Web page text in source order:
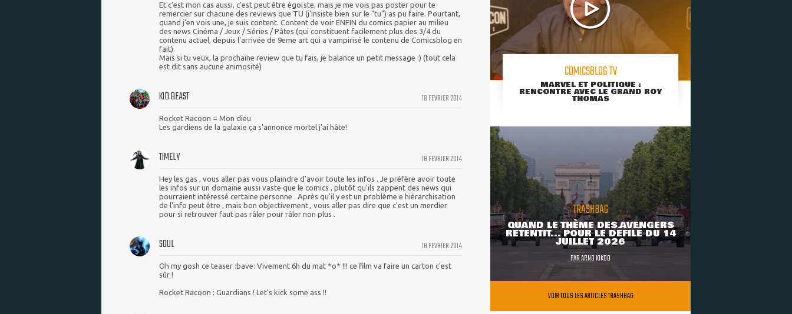
Et c'est mon cas aussi, c'est peut être égoïste, mais je me vois pas poster pour te
remercier sur chacune des reviews que TU (j'insiste bien sur le "tu") as pu faire. Pourtant,
quand j'en vois une, je suis content. Content de voir ENFIN du comics papier au milieu
des news Cinéma / Jeux / Séries / Pâtes (qui constituent facilement plus des 3/4 du
contenu actuel, depuis l'arrivée de 9eme art qui a vampirisé le contenu de Comicsblog en
fait).
Mais si tu veux, la prochaine review que tu fais, je balance un petit message :) (tout cela
est dit sans aucune animosité)
18 FEVRIER 2014
KID BEAST
Rocket Racoon = Mon dieu
Les gardiens de la galaxie ça s'annonce mortel j'ai hâte!
18 FEVRIER 2014
TIMELY
Hey les gas , vous aller pas vous plaindre d'avoir toute les infos . Je préfère avoir toute
les infos sur un domaine aussi vaste que le comics , plutôt qu'ils zappent des news qui
pourraient intéressé certaine personne . Après qu'il y est un problème e hiérarchisation
de l'info peut être , mais bon objectivement , vous aller pas dire que c'est un merdier
pour si retrouver faut pas râler pour râler non plus .
18 FEVRIER 2014
SOUL
Oh my gosh ce teaser :bave: Vivement 6h du mat *o* !!! ce film va faire un carton c'est
sûr !
Rocket Racoon : Guardians ! Let's kick some ass !!
COMICSBLOG TV
MARVEL ET POLITIQUE :
RENCONTRE AVEC LE GRAND ROY
THOMAS
TRASHBAG
QUAND LE THÈME DES AVENGERS
RETENTIT... POUR LE DÉFILÉ DU 14
JUILLET 2026
PARARNO KIKOO
VOIR TOUS LES ARTICLES TRASHBAG